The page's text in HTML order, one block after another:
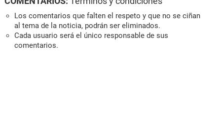
Los comentarios que falten el respeto y que no se ciñan
al tema de la noticia, podrán ser eliminados.
Cada usuario será el único responsable de sus
comentarios.